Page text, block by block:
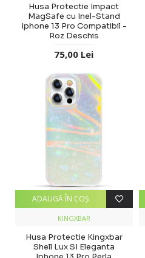
Husa Protectie Impact
MagSafe cu Inel-Stand
Iphone 13 Pro Compatibil -
Roz Deschis
75,00 Lei
KINGXBAR
Husa Protectie Kingxbar
Shell Lux SI Eleganta
ADAUGĂ ÎN COŞ